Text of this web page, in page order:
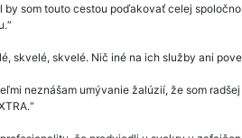
by som touto cestou poďakovať celej
skvelé, skvelé. Nič iné na ich služby ani
neznášam umývanie žalúzií, že som